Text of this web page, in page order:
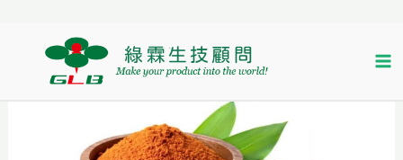
首頁 生技焦點 修正天然食用色素衛生標準總說明